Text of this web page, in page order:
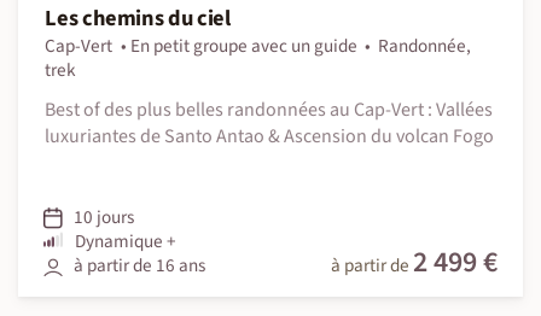
Les chemins du ciel
Cap-Vert En petit groupe avec un guide
Randonnée,
trek
Best of des plus belles randonnées au Cap-Vert : Vallées
luxuriantes de Santo Antao & Ascension du volcan Fogo
10 jours
Dynamique +
à partir de 16 ans
à partir de 2 499 €